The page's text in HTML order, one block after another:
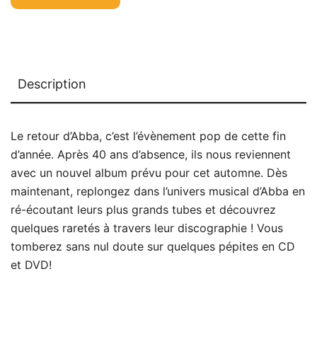
Description
Le retour d’Abba, c’est l’évènement pop de cette fin
d’année. Après 40 ans d’absence, ils nous reviennent
avec un nouvel album prévu pour cet automne. Dès
maintenant, replongez dans l’univers musical d’Abba en
ré-écoutant leurs plus grands tubes et découvrez
quelques raretés à travers leur discographie ! Vous
tomberez sans nul doute sur quelques pépites en CD
et DVD!